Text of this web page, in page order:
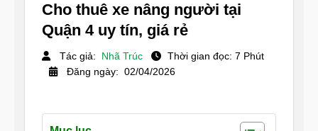
Cho thuê xe nâng người tại
Quận 4 uy tín, giá rẻ
Tác giả: Nhã Trúc
Thời gian đọc: 7 Phút
Đăng ngày: 02/04/2026